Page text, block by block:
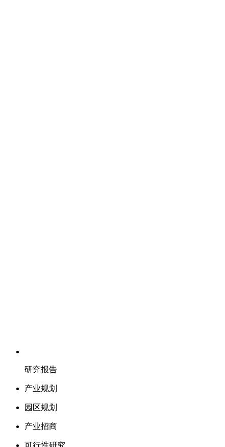
研究报告
产业规划
园区规划
产业招商
可行性研究